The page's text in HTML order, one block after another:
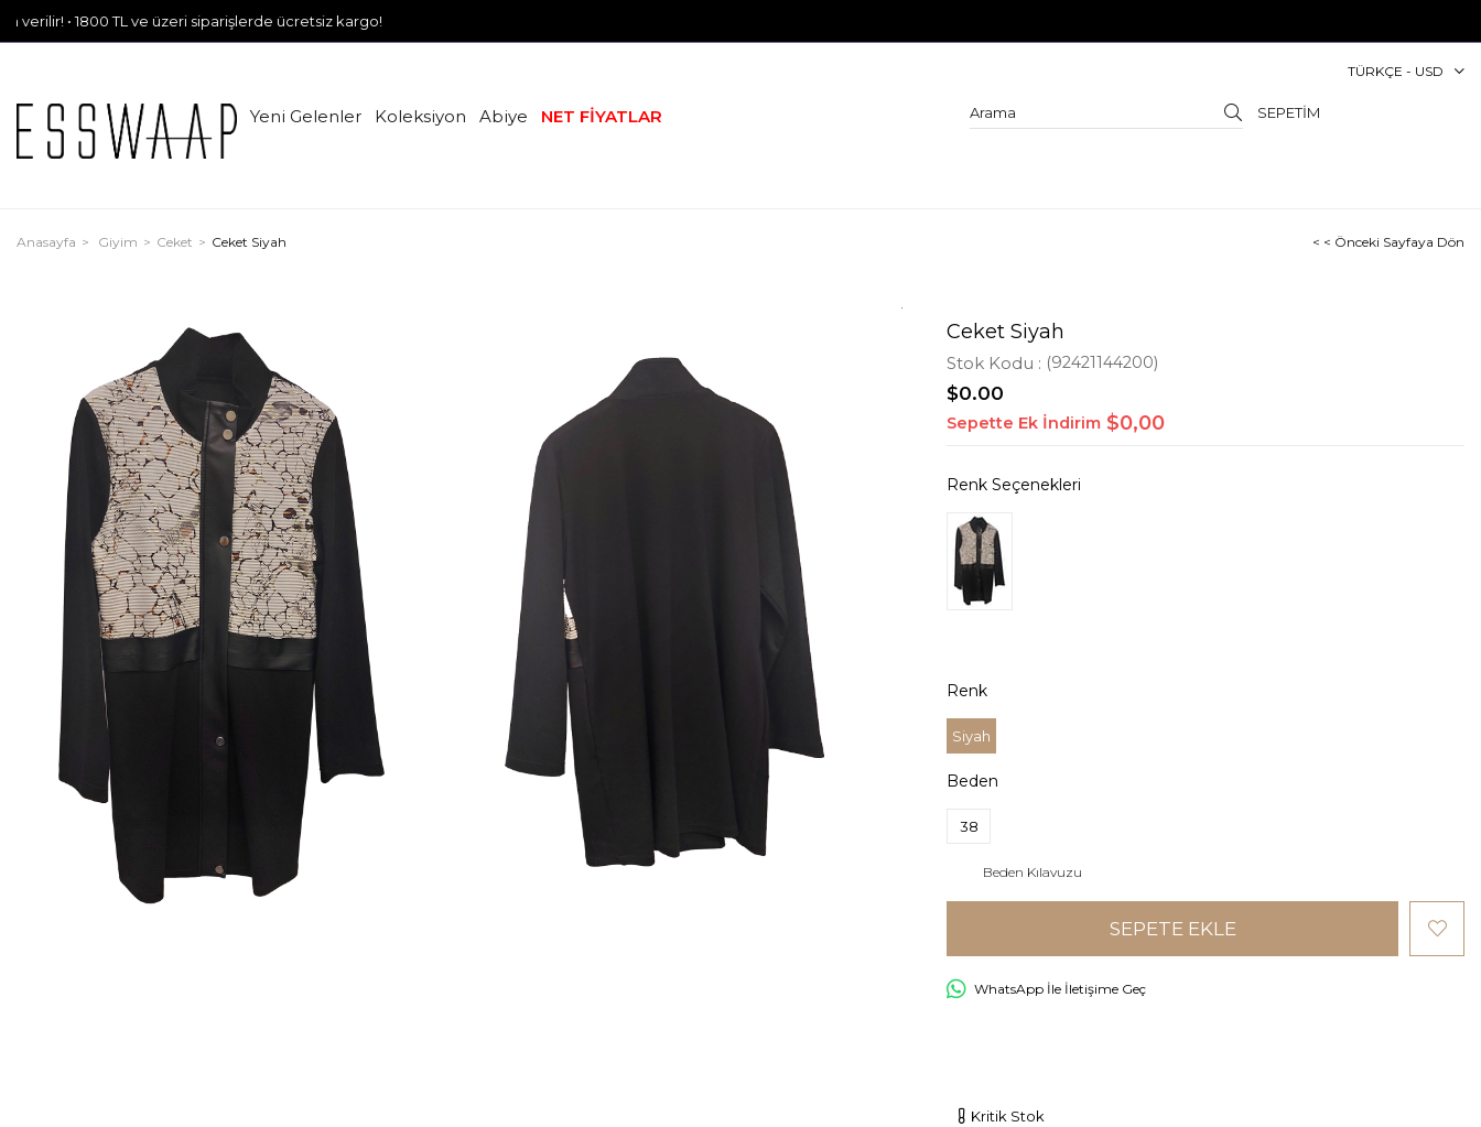
1800 TL ve üzeri siparişlerde ücretsiz kargo!
Yeni Gelenler Koleksiyon Abiye NET FİYATLAR
TÜRKÇE - USD
SEPETIM
Anasayfa Giyim Ceket Ceket Siyah < < Önceki Sayfaya Dön
Ceket Siyah
Stok Kodu (92421144200)
$0.00
Sepette Ek İndirim $0,00
Renk
Siyah
Beden
38
Beden Kılavuzu
WhatsApp İle İletişime Geç
Kritik Stok